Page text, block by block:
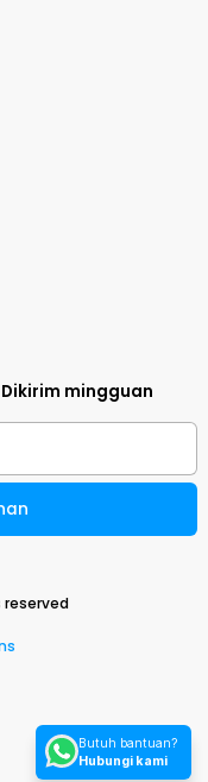
Dikirim mingguan
reserved
Butuh bantuan?
Hubungi kami